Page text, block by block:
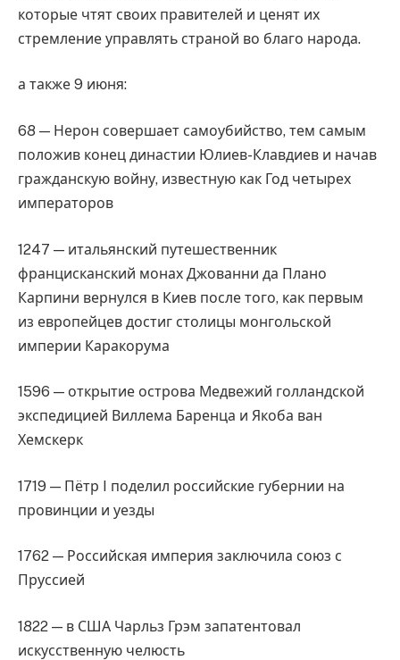
которые чтят своих правителей и ценят их
стремление управлять страной во благо народа.
а также 9 июня:
68 — Нерон совершает самоубийство, тем самым
положив конец династии Юлиев-Клавдиев и начав
гражданскую войну, известную как Год четырех
императоров
1247 — итальянский путешественник
францисканский монах Джованни да Плано
Карпини вернулся в Киев после того, как первым
из европейцев достиг столицы монгольской
империи Каракорума
1596 — открытие острова Медвежий голландской
экспедицией Виллема Баренца и Якоба ван
Хемскерк
1719 — Пётр I поделил российские губернии на
провинции и уезды
1762 — Российская империя заключила союз с
Пруссией
1822 — в США Чарльз Грэм запатентовал
искусственную челюсть